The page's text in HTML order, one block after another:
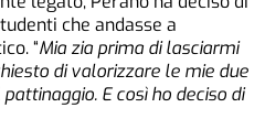
che andasse a
“Mia zia prima di lasciarmi
di valorizzare le mie due
E così ho deciso di